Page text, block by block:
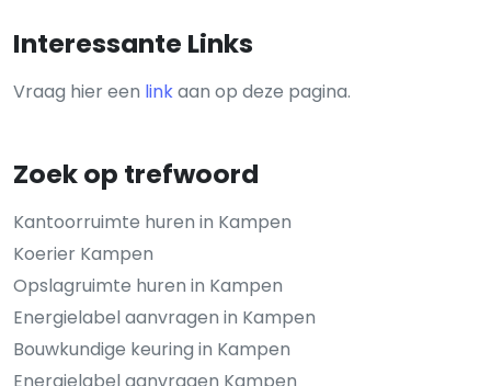
Interessante Links
Vraag hier een linkaan op deze pagina.
Zoek op trefwoord
Kantoorruimte huren in Kampen
Koerier Kampen
Opslagruimte huren in Kampen
Energielabel aanvragen in Kampen
Bouwkundige keuring in Kampen
Energielabel aanvragen Kampen